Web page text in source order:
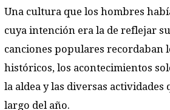
Una cultura que los hombres
cuya intención era la de reflejar
canciones populares recordaban
históricos, los acontecimientos
la aldea y las diversas actividades
largo del año.